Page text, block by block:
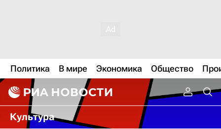
Политика В мире Экономика Общество
Культура